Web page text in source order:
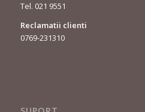
Tel. 021 9551
Reclamatii clienti
0769-231310